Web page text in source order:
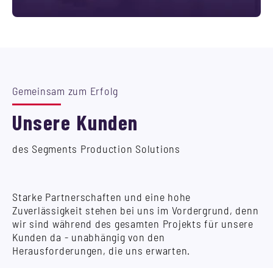
Gemeinsam zum Erfolg
Unsere Kunden
des Segments Production Solutions
Starke Partnerschaften und eine hohe
Zuverlässigkeit stehen bei uns im Vordergrund, denn
wir sind während des gesamten Projekts für unsere
Kunden da - unabhängig von den
Herausforderungen, die uns erwarten.